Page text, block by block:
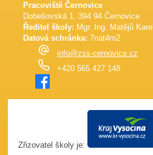
Pracoviště Černovice
Dobešovská 1, 394 94 Černovice
Ředitel školy: Mgr. Ing. Matějů Karel
Datová schránka: 7nat4m2
info@zss-cernovice.cz
+420 565 427 148
Zřizovatel školy je: